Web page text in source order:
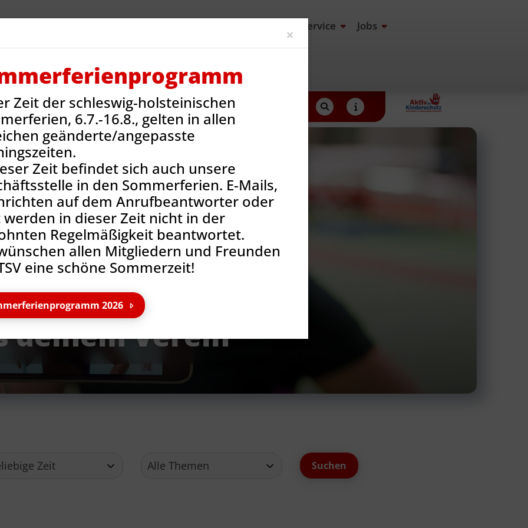
Service Jobs
Onlineshop
News Nachbericht Laternenumzug
deinem Verein
×
Zeit der schleswig-holsteinischen
6.7.-16.8., gelten in allen
geänderte/angepasste
Zeit befindet sich auch unsere
in den Sommerferien. E-Mails,
auf dem Anrufbeantworter oder
werden in dieser Zeit nicht in der
Regelmäßigkeit beantwortet.
allen Mitgliedern und Freunden
eine schöne Sommerzeit!
2026